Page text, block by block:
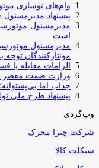
وام‌های نوسازی
پیشنهاد
مدیرمسئول
است
مدیرمسئول
مونتاژکنندگان
الزامات مقابله با
وزارت صمت مقصر
جذاب اما
پیشنهاد طرح ملی
وب‌گردی
شرکت چترا محرک
سیکلت کالا